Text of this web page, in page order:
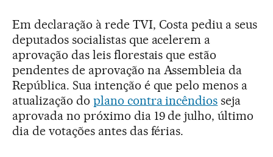
Em declaração à rede TVI, Costa pediu a seus
deputados socialistas que acelerem a
aprovação das leis florestais que estão
pendentes de aprovação na Assembleia da
República. Sua intenção é que pelo menos a
atualização do plano contra incêndios seja
aprovada no próximo dia 19 de julho, último
dia de votações antes das férias.